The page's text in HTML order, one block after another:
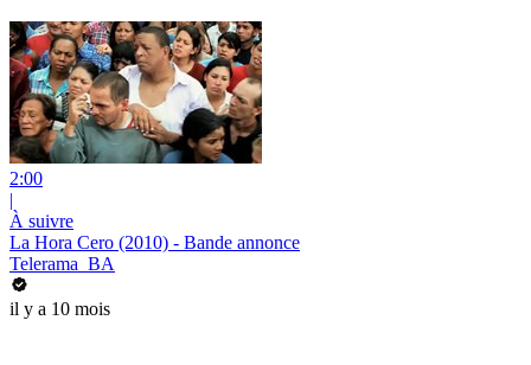
2:00
|
À suivre
La Hora Cero (2010) - Bande annonce
Telerama_BA
il y a 10 mois